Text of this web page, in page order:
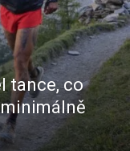
tance, co